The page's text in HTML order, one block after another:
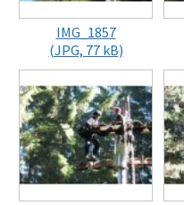
IMG_1857
(JPG, 77 kB)